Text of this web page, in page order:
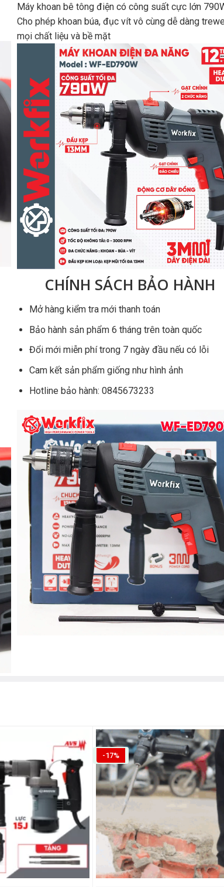
Máy khoan bê tông điện có công suất cực lớn
Cho phép khoan búa, đục vít vô cùng dễ dàng
mọi chất liệu và bề mặt
CHÍNH SÁCH BẢO HÀNH
Mở hàng kiểm tra mới thanh toán
Bảo hành sản phẩm 6 tháng trên toàn quốc
Đổi mới miễn phí trong 7 ngày đầu nếu có lỗi
Cam kết sản phẩm giống như hình ảnh
Hotline bảo hành: 0845673233
-17%